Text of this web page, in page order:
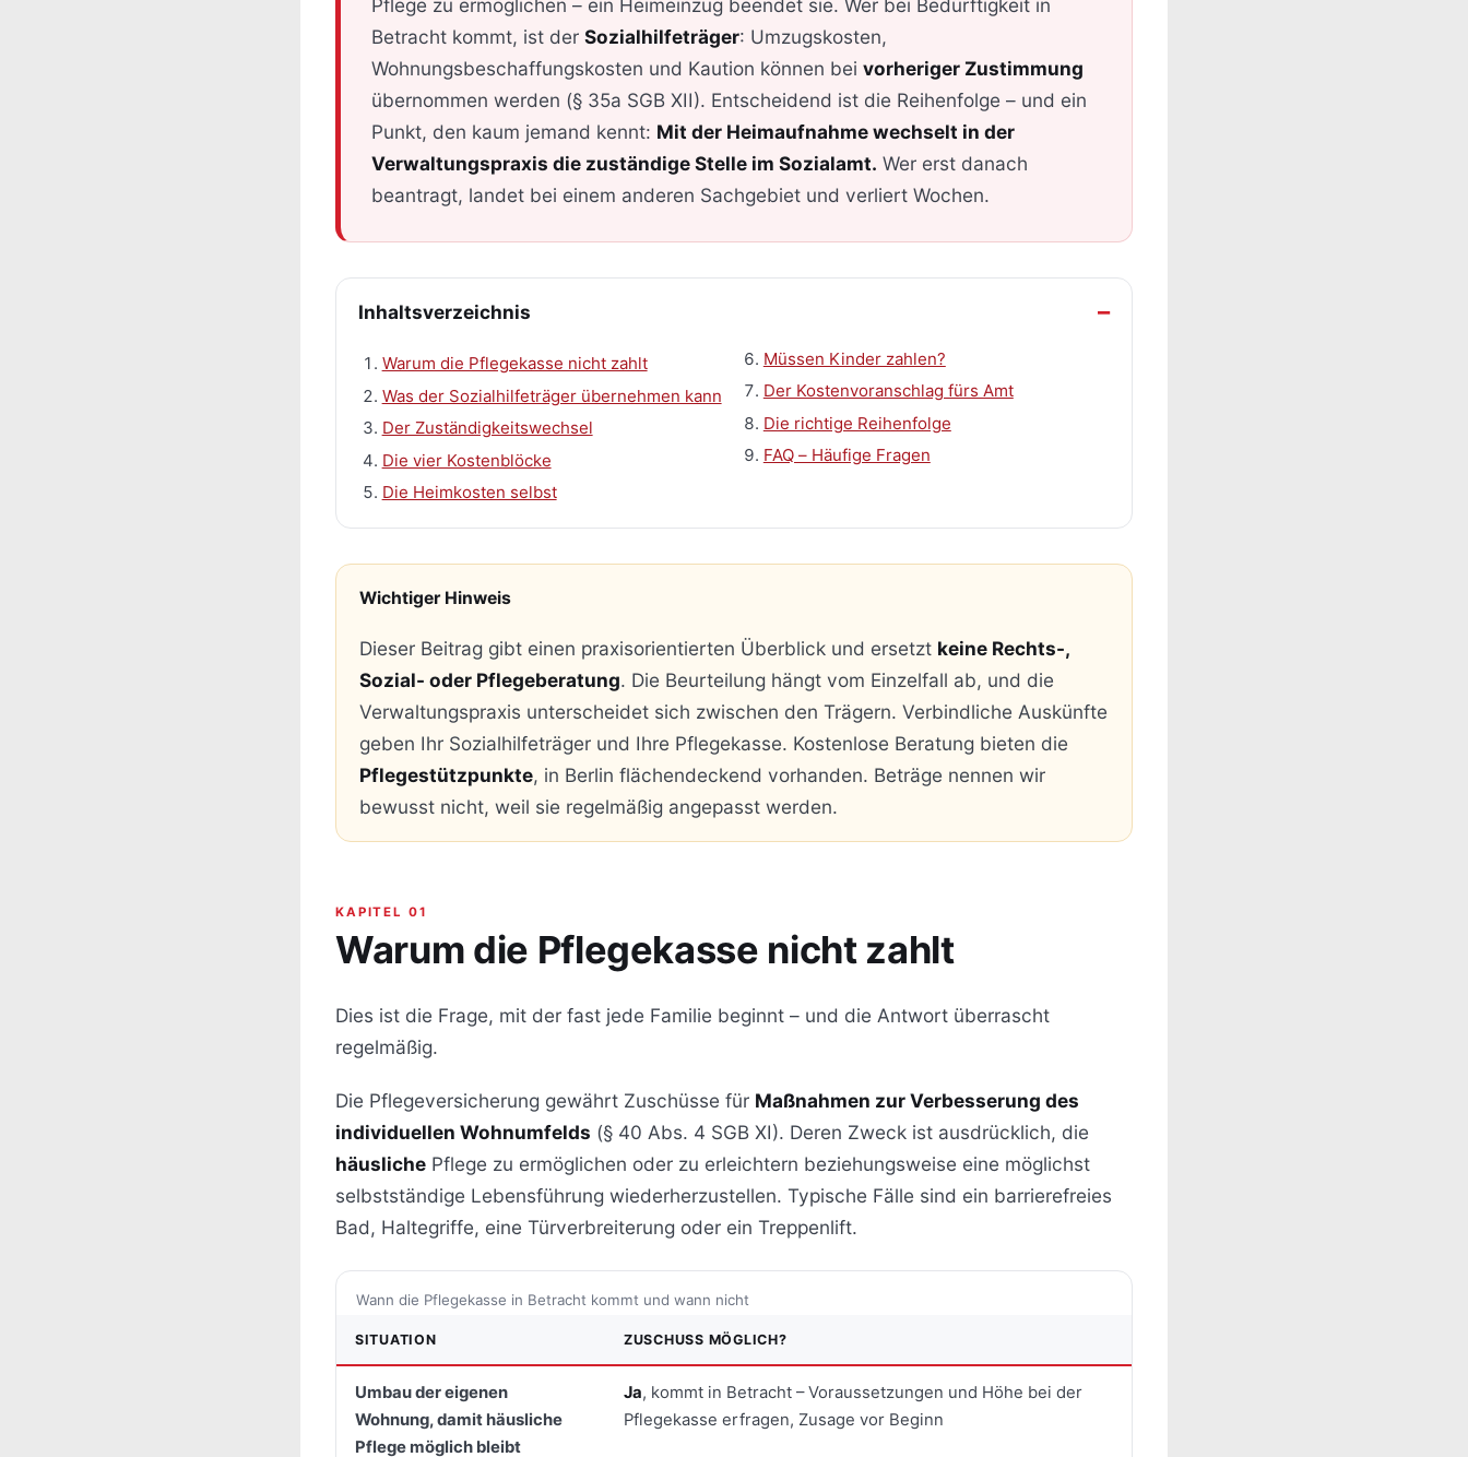
Pflege zu ermöglichen – ein Heimeinzug beendet sie. Wer bei Bedürftigkeit in
Betracht kommt, ist der Sozialhilfeträger: Umzugskosten,
Wohnungsbeschaffungskosten und Kaution können bei vorheriger Zustimmung
übernommen werden (§ 35a SGB XII). Entscheidend ist die Reihenfolge – und ein
Punkt, den kaum jemand kennt: Mit der Heimaufnahme wechselt in der
Verwaltungspraxis die zuständige Stelle im Sozialamt. Wer erst danach
beantragt, landet bei einem anderen Sachgebiet und verliert Wochen.
Inhaltsverzeichnis
Warum die Pflegekasse nicht zahlt
Was der Sozialhilfeträger übernehmen kann
Der Zuständigkeitswechsel
Die vier Kostenblöcke
Die Heimkosten selbst
Müssen Kinder zahlen?
Der Kostenvoranschlag fürs Amt
Die richtige Reihenfolge
FAQ – Häufige Fragen
Wichtiger Hinweis
Dieser Beitrag gibt einen praxisorientierten Überblick und ersetzt keine Rechts-,
Sozial- oder Pflegeberatung. Die Beurteilung hängt vom Einzelfall ab, und die
Verwaltungspraxis unterscheidet sich zwischen den Trägern. Verbindliche Auskünfte
geben Ihr Sozialhilfeträger und Ihre Pflegekasse. Kostenlose Beratung bieten die
Pflegestützpunkte, in Berlin flächendeckend vorhanden. Beträge nennen wir
bewusst nicht, weil sie regelmäßig angepasst werden.
KAPITEL 01
Warum die Pflegekasse nicht zahlt
Dies ist die Frage, mit der fast jede Familie beginnt – und die Antwort überrascht
regelmäßig.
Die Pflegeversicherung gewährt Zuschüsse für Maßnahmen zur Verbesserung des
individuellen Wohnumfelds (§ 40 Abs. 4 SGB XI). Deren Zweck ist ausdrücklich, die
häusliche Pflege zu ermöglichen oder zu erleichtern beziehungsweise eine möglichst
selbstständige Lebensführung wiederherzustellen. Typische Fälle sind ein barrierefreies
Bad, Haltegriffe, eine Türverbreiterung oder ein Treppenlift.
Wann die Pflegekasse in Betracht kommt und wann nicht
SITUATION ZUSCHUSS MÖGLICH?
Umbau der eigenen
Wohnung, damit häusliche
Pflege möglich bleibt
Ja, kommt in Betracht – Voraussetzungen und Höhe bei der
Pflegekasse erfragen, Zusage vor Beginn